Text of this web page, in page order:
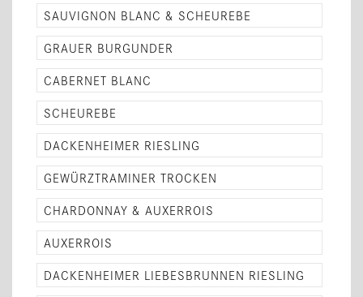
SAUVIGNON BLANC & SCHEUREBE
GRAUER BURGUNDER
CABERNET BLANC
SCHEUREBE
DACKENHEIMER RIESLING
GEWÜRZTRAMINER TROCKEN
CHARDONNAY & AUXERROIS
AUXERROIS
DACKENHEIMER LIEBESBRUNNEN RIESLING